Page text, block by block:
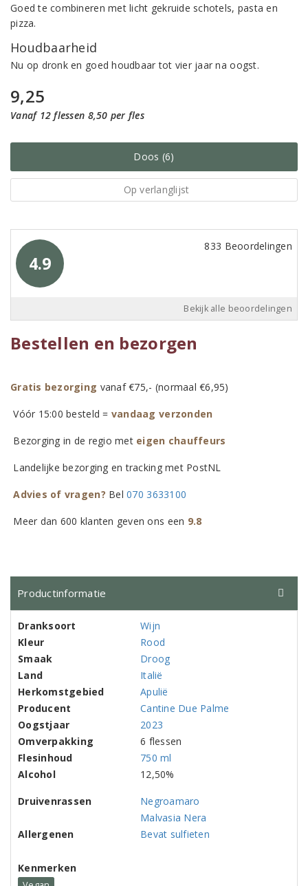
Goed te combineren met licht gekruide schotels, pasta en
pizza.
Houdbaarheid
Nu op dronk en goed houdbaar tot vier jaar na oogst.
9,25
Vanaf 12 flessen 8,50 per fles
Doos (6)
Op verlanglijst
4.9
833 Beoordelingen
Bekijk alle beoordelingen
Bestellen en bezorgen
Gratis bezorging vanaf €75,- (normaal €6,95)
Vóór 15:00 besteld = vandaag verzonden
Bezorging in de regio met eigen chauffeurs
Landelijke bezorging en tracking met PostNL
Advies of vragen? Bel070 3633100
Meer dan 600 klanten geven ons een 9.8
Productinformatie
Dranksoort
Wijn
Kleur
Rood
Smaak
Droog
Land
Italië
Herkomstgebied
Apulië
Producent
Cantine Due Palme
Oogstjaar
2023
Omverpakking
6 flessen
Flesinhoud
750 ml
Alcohol
12,50%
Druivenrassen
Negroamaro
Malvasia Nera
Allergenen
Bevat sulfieten
Kenmerken